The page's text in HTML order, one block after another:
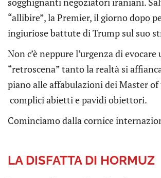
“allibire”, la Premier, il giorno dopo
ingiuriose battute di Trump sul suo
Non c’è neppure l’urgenza di evocare
“retroscena” tanto la realtà si
piano alle affabulazioni dei Master of
complici abietti e pavidi obiettori.
Cominciamo dalla cornice
LA DISFATTA DI HORMUZ